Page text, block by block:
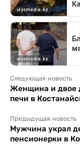
Следующая новость
Женщина и двое
печи в
Предыдущая новость
Мужчина украл
пенсионерки в